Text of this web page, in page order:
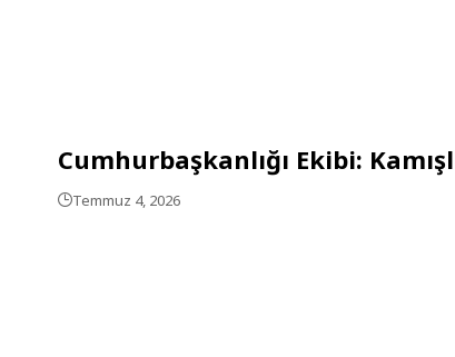
Cumhurbaşkanlığı Ekibi:
Temmuz 4, 2026